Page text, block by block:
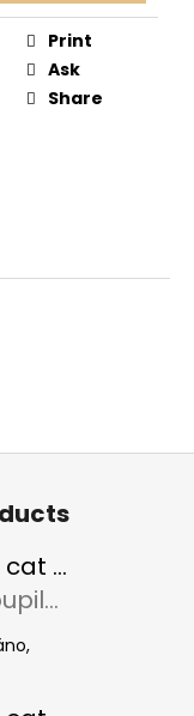
Print
Ask
Share
Cardboard cat scratcher BASIC Colour
is 5 out of 5 stars.
Eva Dokoupilová